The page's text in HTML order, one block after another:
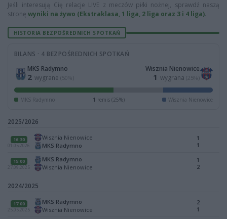
Jeśli interesują Cię relacje LIVE z meczów piłki nożnej, sprawdź naszą
stronę wyniki na żywo (Ekstraklasa, 1 liga, 2 liga oraz 3 i 4 liga).
HISTORIA BEZPOŚREDNICH SPOTKAŃ
BILANS · 4 BEZPOŚREDNICH SPOTKAŃ
MKS Radymno
2 wygrane (50%)
Wisznia Nienowice
1 wygrana (25%)
MKS Radymno 1 remis (25%) Wisznia Nienowice
2025/2026
16:30
01.05.2026
Wisznia Nienowice
MKS Radymno
1
1
15:00
27.09.2025
MKS Radymno
Wisznia Nienowice
1
2
2024/2025
17:00
25.05.2025
MKS Radymno
Wisznia Nienowice
2
1